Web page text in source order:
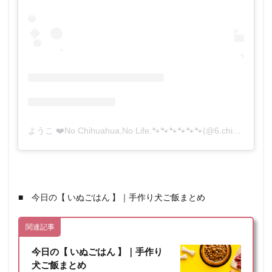
■ 今日の【 いぬごはん 】｜手作り犬ご飯まとめ
関連記事
今日の【 いぬごはん 】｜手作り
犬ご飯まとめ